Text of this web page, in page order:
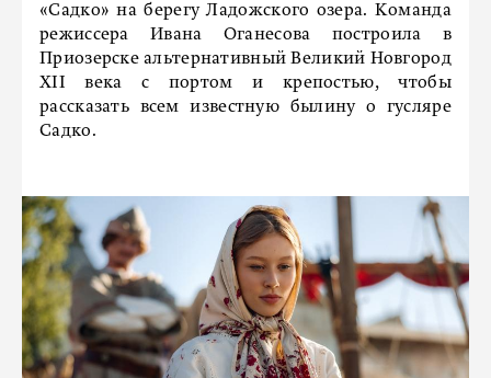
«Садко» на берегу Ладожского озера. Команда
режиссера Ивана Оганесова построила в
Приозерске альтернативный Великий Новгород
ХII века с портом и крепостью, чтобы
рассказать всем известную былину о гусляре
Садко.